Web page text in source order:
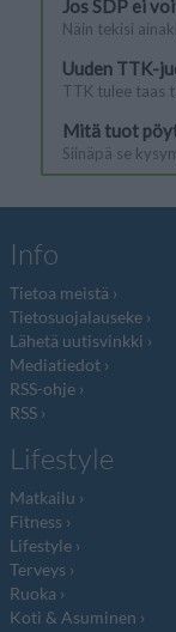
Info
Tietoa meistä
Tietosuojalauseke
Lähetä uutisvinkki
Mediatiedot
RSS-ohje
RSS
Lifestyle
Matkailu
Fitness
Lifestyle
Terveys
Ruoka
Koti & Asuminen